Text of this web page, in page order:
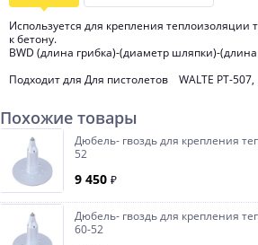
Используется для крепления
к бетону.
BWD (длина грибка)-(диаметр шляпки)-
Подходит для Для пистолетов WALTE PT-507,
Похожие товары
Дюбель- гвоздь для крепления
52
9 450 ₽
Дюбель- гвоздь для крепления
60-52